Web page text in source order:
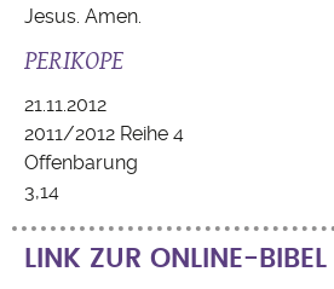
Jesus. Amen.
PERIKOPE
21.11.2012
2011/2012 Reihe 4
Offenbarung
3,14
LINK ZUR ONLINE-BIBEL